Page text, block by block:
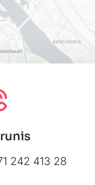
Leaflet
242 413 28